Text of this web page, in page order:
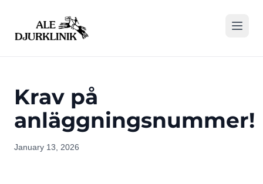
Krav på
anläggningsnummer!
January 13, 2026